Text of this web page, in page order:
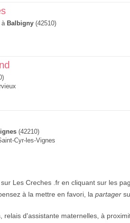
à Balbigny (42510)
(42210)
Cyr-les-Vignes
Les Creches .fr en cliquant sur les
à la mettre en favori, la partager
d'assistante maternelles, à